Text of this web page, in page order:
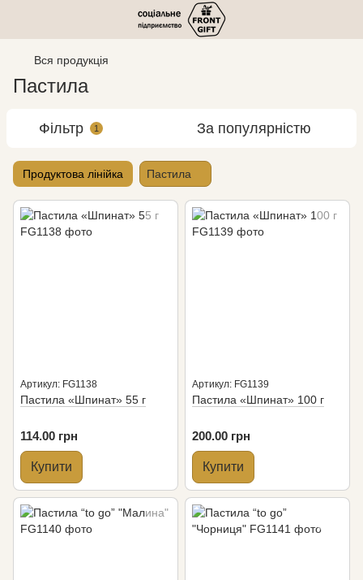
Вся продукція
Пастила
Фільтр 1 За популярністю
Продуктова лінійка Пастила
Артикул: FG1138
Пастила «Шпинат» 55 г
114.00 грн
Купити
Артикул: FG1139
Пастила «Шпинат» 100 г
200.00 грн
Купити